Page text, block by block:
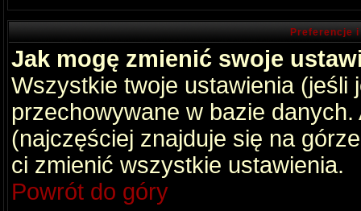
Preferencje
Jak mogę zmienić swoje
Wszystkie twoje ustawienia (jeśli
przechowywane w bazie
(najczęściej znajduje się na
ci zmienić wszystkie ustawienia.
Powrót do góry